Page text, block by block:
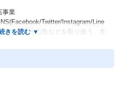
事業
Twitter/Instagram/Line
ィスプレイ広告などを取り扱う、主
、動画広告ネットワークを扱って